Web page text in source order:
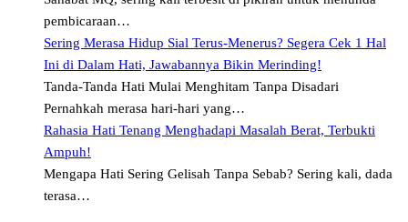
pembicaraan…
Sering Merasa Hidup Sial Terus-Menerus? Segera Cek 1 Hal
Ini di Dalam Hati, Jawabannya Bikin Merinding!
Tanda-Tanda Hati Mulai Menghitam Tanpa Disadari
Pernahkah merasa hari-hari yang…
Rahasia Hati Tenang Menghadapi Masalah Berat, Terbukti
Ampuh!
Mengapa Hati Sering Gelisah Tanpa Sebab? Sering kali, dada
terasa…